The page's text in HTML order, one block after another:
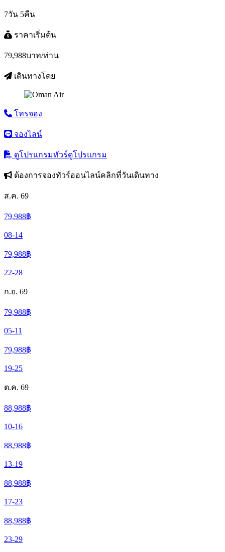
7วัน 5คืน
ราคาเริ่มต้น
79,988บาท/ท่าน
เดินทางโดย
โทรจอง
จองไลน์
ดูโปรแกรมทัวร์ดูโปรแกรม
ต้องการจองทัวร์ออนไลน์คลิกที่วันเดินทาง
ส.ค. 69
79,988฿
08-14
79,988฿
22-28
ก.ย. 69
79,988฿
05-11
79,988฿
19-25
ต.ค. 69
88,988฿
10-16
88,988฿
13-19
88,988฿
17-23
88,988฿
23-29